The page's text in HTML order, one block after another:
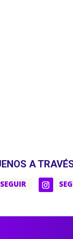
A
SEGUIR